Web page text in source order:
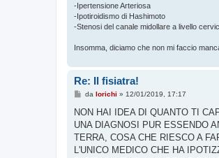
-Ipertensione Arteriosa
-Ipotiroidismo di Hashimoto
-Stenosi del canale midollare a livello
Insomma, diciamo che non mi faccio
Re: Il fisiatra!
M
s
a
g
i
da lorichi » 12/01/2019, 17:17
NON HAI IDEA DI QUANTO TI
UNA DIAGNOSI PUR ESSENDO
TERRA, COSA CHE RIESCO A
L'UNICO MEDICO CHE HA